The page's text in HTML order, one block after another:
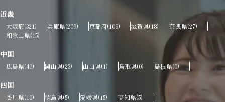
近畿
大阪府(321) 兵庫県(209) 京都府(109) 滋賀県(18) 奈良県(27)
和歌山県(15)
中国
広島県(40) 岡山県(23) 山口県(1) 鳥取県(0) 島根県(0)
四国
香川県(10) 徳島県(5) 愛媛県(15) 高知県(5)